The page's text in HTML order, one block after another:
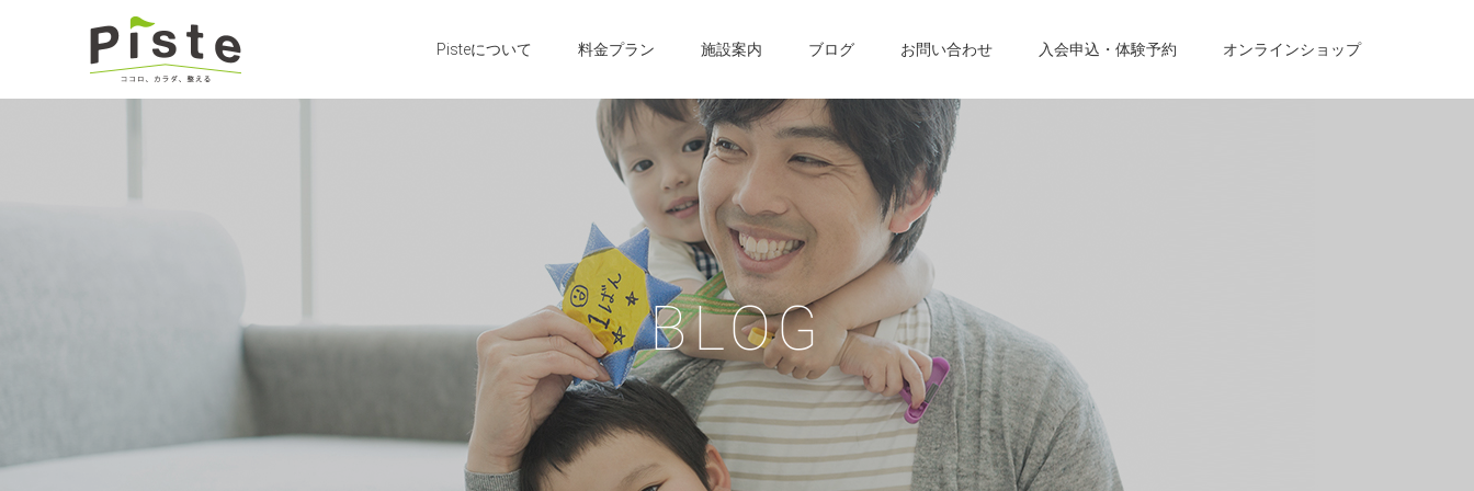
Pisteについて 料金プラン 施設案内 ブログ お問い合わせ 入会申込・体験予約 オンラインショップ
BLOG